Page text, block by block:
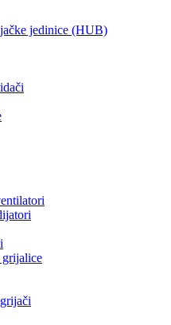
jedinice (HUB)